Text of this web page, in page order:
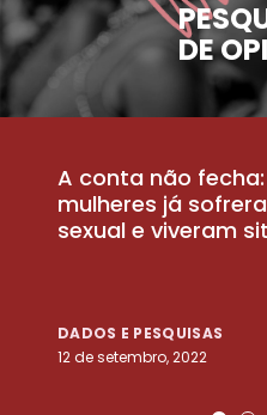
DE
A conta não
mulheres já
sexual e viveram
DADOS E PESQUISAS
12 de setembro, 2022